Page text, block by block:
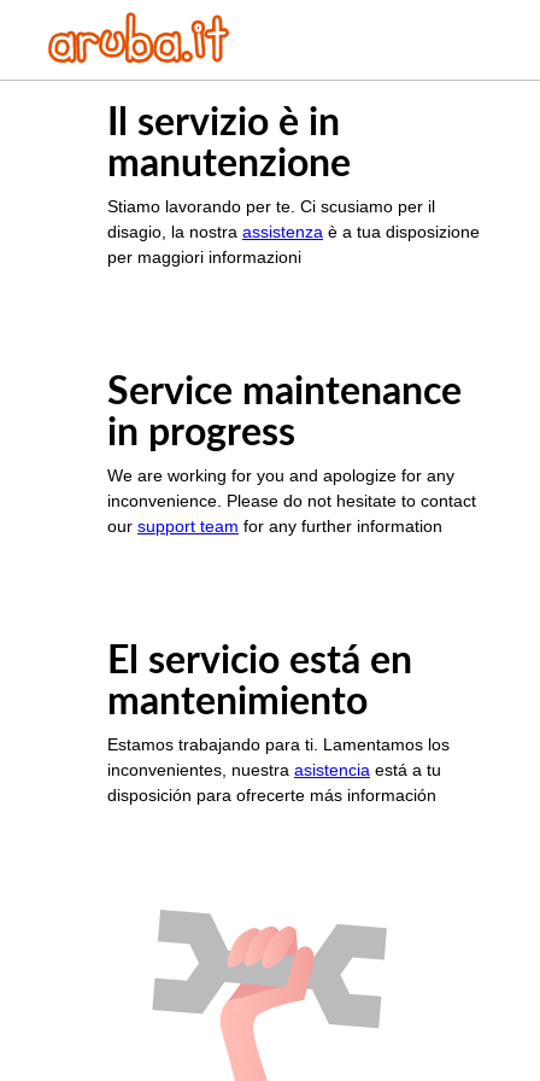
Il servizio è in
manutenzione
Stiamo lavorando per te. Ci scusiamo per il
disagio, la nostra assistenza è a tua disposizione
per maggiori informazioni
Service maintenance
in progress
We are working for you and apologize for any
inconvenience. Please do not hesitate to contact
our support team for any further information
El servicio está en
mantenimiento
Estamos trabajando para ti. Lamentamos los
inconvenientes, nuestra asistencia está a tu
disposición para ofrecerte más información